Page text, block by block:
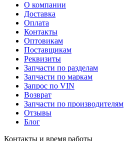
О компании
Доставка
Оплата
Контакты
Оптовикам
Поставщикам
Реквизиты
Запчасти по разделам
Запчасти по маркам
Запрос по VIN
Возврат
Запчасти по производителям
Отзывы
Блог
Контакты и время работы